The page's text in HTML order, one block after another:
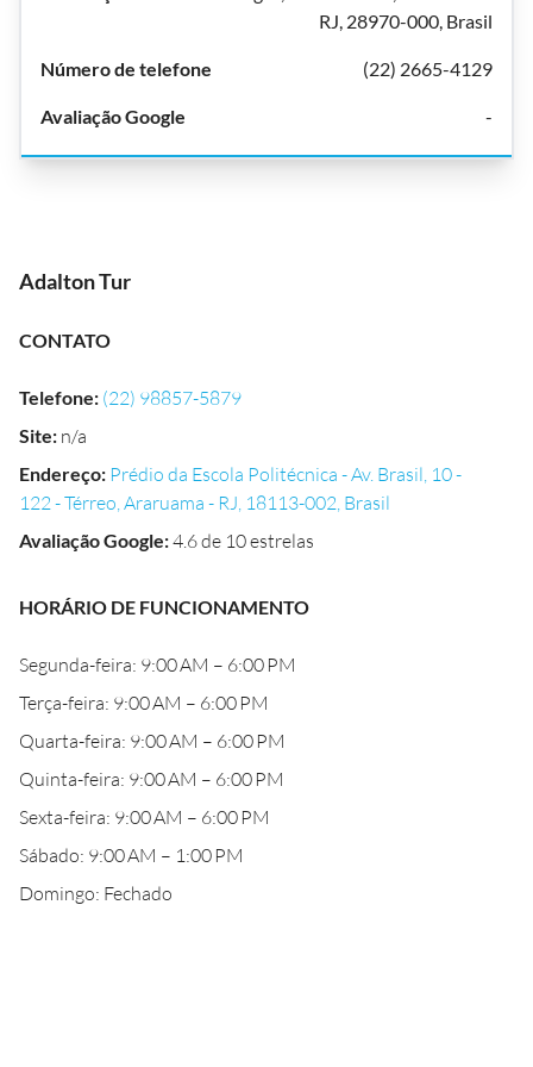
RJ, 28970-000, Brasil
(22) 2665-4129
-
Adalton Tur
CONTATO
Telefone: (22) 98857-5879
Site: n/a
Endereço: Prédio da Escola Politécnica - Av. Brasil, 10 -
122 - Térreo, Araruama - RJ, 18113-002, Brasil
Avaliação Google:4.6 de 10 estrelas
HORÁRIO DE FUNCIONAMENTO
Segunda-feira: 9:00 AM – 6:00 PM
Terça-feira: 9:00 AM – 6:00 PM
Quarta-feira: 9:00 AM – 6:00 PM
Quinta-feira: 9:00 AM – 6:00 PM
Sexta-feira: 9:00 AM – 6:00 PM
Sábado: 9:00 AM – 1:00 PM
Domingo: Fechado